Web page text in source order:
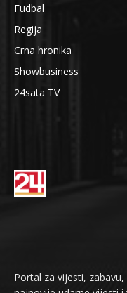
Fudbal
Regija
Crna hronika
Showbusiness
24sata TV
Portal za vijesti,